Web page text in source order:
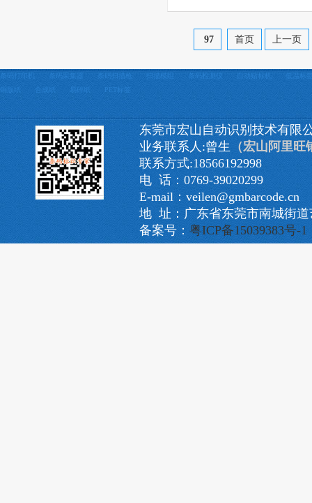
97 首页 上一页
条码打印机 条码采集器 条码扫描枪 扫描模组 条码检测仪 自动贴标机
低温标
合成纸 PET标签
东莞市宏山自动识别技术有限
业务联系人:曾生 （宏山阿里旺
联系方式:18566192998
电 话：0769-39020299
E-mail：veilen@gmbarcode.cn
地 址：广东省东莞市南城街
备案号： 粤ICP备15039383号-1